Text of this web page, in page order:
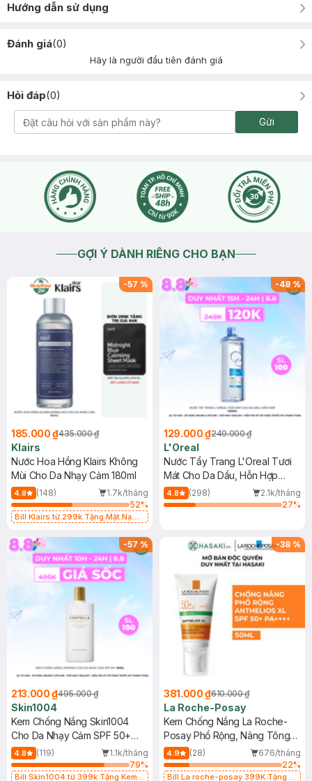
Hướng dẫn sử dụng
Đánh giá(0)
Hãy là người đầu tiên đánh giá
Hỏi đáp(0)
Gửi
GỢI Ý DÀNH RIÊNG CHO BẠN
-57 %
185.000 ₫435.000 ₫
Klairs
Nước Hoa Hồng Klairs Không
Mùi Cho Da Nhạy Cảm 180ml
4.8 (148)
1.7k/tháng
52%
Bill Klairs từ 299k Tặng Mặt Nạ
25ml (SL Có Hạn)
-48%
129.000 ₫249.000 ₫
L'Oreal
Nước Tẩy Trang L'Oreal Tươi
Mát Cho Da Dầu, Hỗn Hợp
400ml
4.8 (298)
2.1k/tháng
27%
-57%
213.000 ₫495.000 ₫
Skin1004
Kem Chống Nắng Skin1004
Cho Da Nhạy Cảm SPF 50+
50ml
4.8 (119)
1.1k/tháng
79%
Bill Skin1004 từ 399k Tặng Kem
-38 %
381.000 ₫610.000 ₫
La Roche-Posay
Kem Chống Nắng La Roche-
Posay Phổ Rộng, Nâng Tông
Kiềm Dầu 50ml
4.9 (28)
676/tháng
22%
Bill La roche-posay 399K Tặng